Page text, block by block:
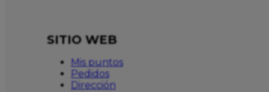
SITIO WEB
Mis puntos
Pedidos
Dirección